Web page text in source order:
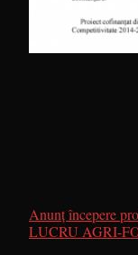
Anunț începere
LUCRU AGRI-